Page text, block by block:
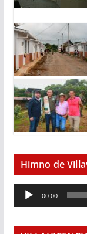
Himno de
e
00:00